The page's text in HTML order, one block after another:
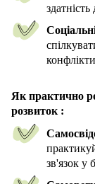
здатність
Як практично
розвиток :
зв'язок у